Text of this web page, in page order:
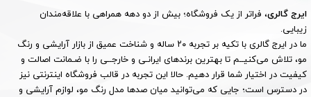
ایرج گالری، فراتر از یک فروشگاه؛ بیش از دو دهه همراهی با علاقه‌مندان
زیبایی.
ما در ایرج گالری با تکیه بر تجربه ۲۰ ساله و شناخت عمیق از بازار آرایشی و رنگ
مو، تلاش می‌کنیــم تا بهترین برندهای ایرانـی و خارجــی را با ضـمانت اصالت و
کیفیت در اختیار شما قرار دهیم. حالا این تجربه در قالب فروشگاه اینترنتی نیز
در دسترس است؛ جایی که می‌توانید میان صدها مدل رنگ مو، لوازم آرایشی و